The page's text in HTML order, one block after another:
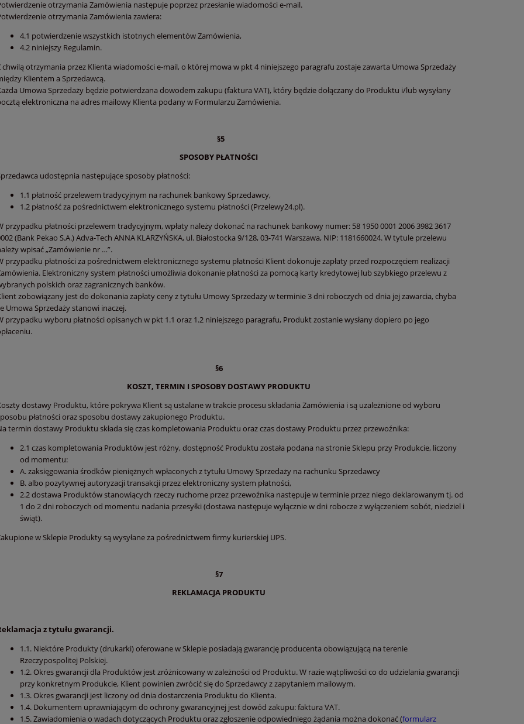
otrzymania Zamówienia następuje poprzez przesłanie wiadomości e-mail.
otrzymania Zamówienia zawiera:
4.1 potwierdzenie wszystkich istotnych elementów Zamówienia,
4.2 niniejszy Regulamin.
chwilą otrzymania przez Klienta wiadomości e-mail, o której mowa w pkt 4 niniejszego paragrafu zostaje zawarta Umowa Sprzedaży
Klientem a Sprzedawcą.
Umowa Sprzedaży będzie potwierdzana dowodem zakupu (faktura VAT), który będzie dołączany do Produktu i/lub wysyłany
elektroniczna na adres mailowy Klienta podany w Formularzu Zamówienia.
§5
SPOSOBY PŁATNOŚCI
udostępnia następujące sposoby płatności:
1.1 płatność przelewem tradycyjnym na rachunek bankowy Sprzedawcy,
1.2 płatność za pośrednictwem elektronicznego systemu płatności (Przelewy24.pl).
przypadku płatności przelewem tradycyjnym, wpłaty należy dokonać na rachunek bankowy numer: 58 1950 0001 2006 3982 3617
(Bank Pekao S.A.) Adva-Tech ANNA KLARZYŃSKA, ul. Białostocka 9/128, 03-741 Warszawa, NIP: 1181660024. W tytule przelewu
wpisać „Zamówienie nr …”.
przypadku płatności za pośrednictwem elektronicznego systemu płatności Klient dokonuje zapłaty przed rozpoczęciem realizacji
Elektroniczny system płatności umożliwia dokonanie płatności za pomocą karty kredytowej lub szybkiego przelewu z
polskich oraz zagranicznych banków.
zobowiązany jest do dokonania zapłaty ceny z tytułu Umowy Sprzedaży w terminie 3 dni roboczych od dnia jej zawarcia, chyba
Umowa Sprzedaży stanowi inaczej.
przypadku wyboru płatności opisanych w pkt 1.1 oraz 1.2 niniejszego paragrafu, Produkt zostanie wysłany dopiero po jego
§6
KOSZT, TERMIN I SPOSOBY DOSTAWY PRODUKTU
dostawy Produktu, które pokrywa Klient są ustalane w trakcie procesu składania Zamówienia i są uzależnione od wyboru
płatności oraz sposobu dostawy zakupionego Produktu.
termin dostawy Produktu składa się czas kompletowania Produktu oraz czas dostawy Produktu przez przewoźnika:
2.1 czas kompletowania Produktów jest różny, dostępność Produktu została podana na stronie Sklepu przy Produkcie, liczony
od momentu:
A. zaksięgowania środków pieniężnych wpłaconych z tytułu Umowy Sprzedaży na rachunku Sprzedawcy
B. albo pozytywnej autoryzacji transakcji przez elektroniczny system płatności,
2.2 dostawa Produktów stanowiących rzeczy ruchome przez przewoźnika następuje w terminie przez niego deklarowanym tj. od
1 do 2 dni roboczych od momentu nadania przesyłki (dostawa następuje wyłącznie w dni robocze z wyłączeniem sobót, niedziel i
świąt).
w Sklepie Produkty są wysyłane za pośrednictwem firmy kurierskiej UPS.
§7
REKLAMACJA PRODUKTU
z tytułu gwarancji.
1.1. Niektóre Produkty (drukarki) oferowane w Sklepie posiadają gwarancję producenta obowiązującą na terenie
Rzeczypospolitej Polskiej.
1.2. Okres gwarancji dla Produktów jest zróżnicowany w zależności od Produktu. W razie wątpliwości co do udzielania gwarancji
przy konkretnym Produkcie, Klient powinien zwrócić się do Sprzedawcy z zapytaniem mailowym.
1.3. Okres gwarancji jest liczony od dnia dostarczenia Produktu do Klienta.
1.4. Dokumentem uprawniającym do ochrony gwarancyjnej jest dowód zakupu: faktura VAT.
1.5. Zawiadomienia o wadach dotyczących Produktu oraz zgłoszenie odpowiedniego żądania można dokonać (formularz